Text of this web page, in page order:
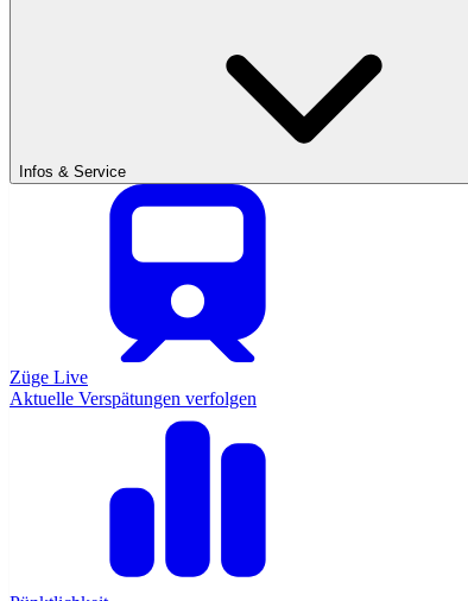
Infos & Service
Züge Live
Aktuelle Verspätungen verfolgen